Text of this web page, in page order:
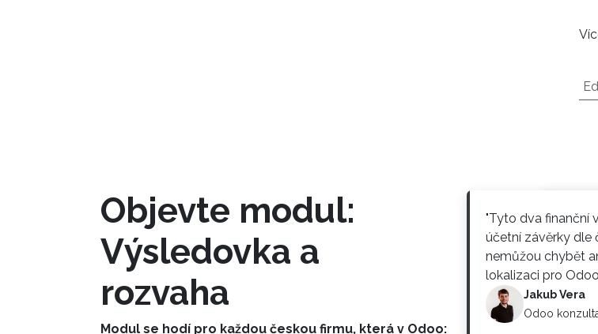
Objevte modul:
Výsledovka a
rozvaha
Modul se hodí pro každou českou firmu, která v Odoo:
"Tyto dva finanční
účetní závěrky dle
nemůžou chybět
lokalizaci pro
Jakub Vera
Odoo